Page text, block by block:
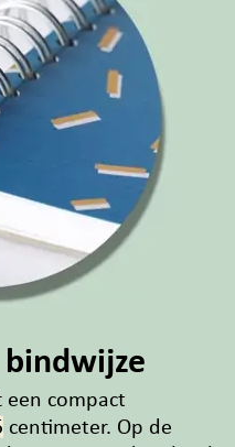
bindwijze
een compact
centimeter. Op de